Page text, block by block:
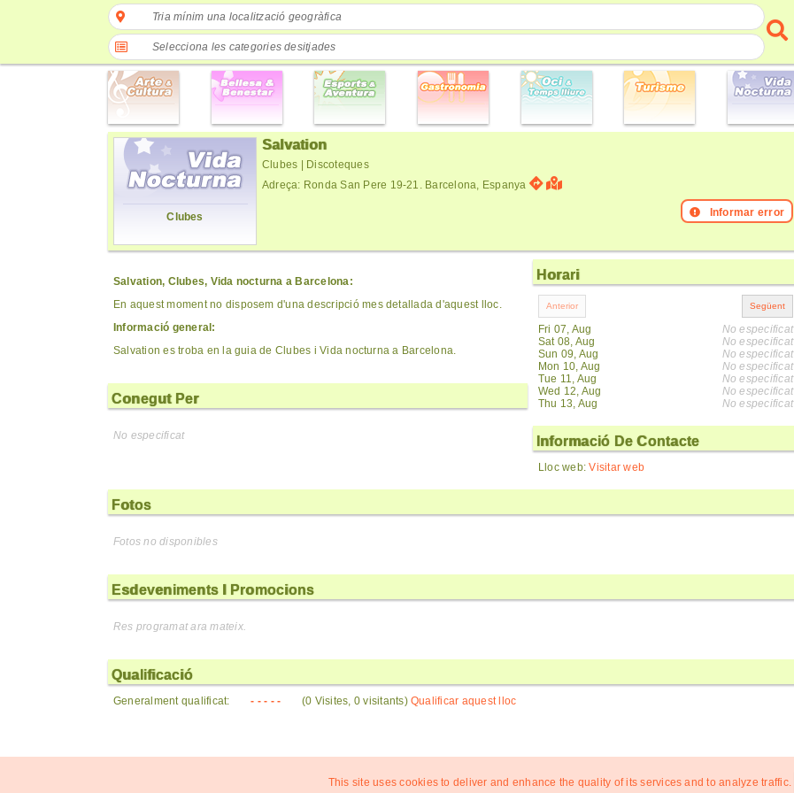
Tria mínim una localització geogràfica
Selecciona les categories desitjades
Clubes
Salvation
Clubes | Discoteques
Adreça: Ronda San Pere 19-21. Barcelona, Espanya
Informar error
Salvation, Clubes, Vida nocturna a Barcelona:
En aquest moment no disposem d'una descripció mes detallada d'aquest lloc.
Informació general:
Salvation es troba en la guia de Clubes i Vida nocturna a Barcelona.
Conegut Per
No especificat
Horari
Fri 07, Aug
Sat 08, Aug
Sun 09, Aug
Mon 10, Aug
Tue 11, Aug
Wed 12, Aug
Thu 13, Aug
No especificat
No especificat
No especificat
No especificat
No especificat
No especificat
No especificat
Informació De Contacte
Lloc web:Visitar web
Fotos
Fotos no disponibles
Esdeveniments I Promocions
Res programat ara mateix.
Qualificació
Generalment qualificat: - - - - - (0 Visites, 0 visitants)Qualificar aquest lloc
This site uses cookies to deliver and enhance the quality of its services and to analyze traffic.